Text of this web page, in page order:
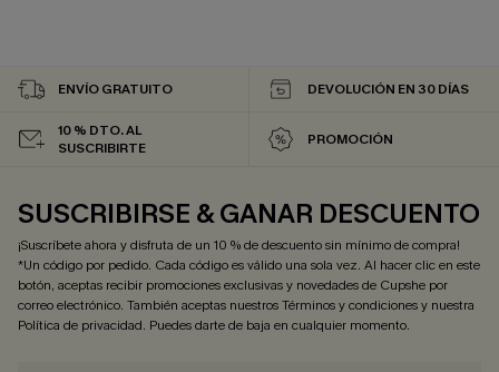
ENVÍO GRATUITO DEVOLUCIÓN EN 30 DÍAS
10 % DTO. AL
SUSCRIBIRTE
PROMOCIÓN
SUSCRIBIRSE & GANAR DESCUENTO
¡Suscríbete ahora y disfruta de un 10 % de descuento sin mínimo de compra!
*Un código por pedido. Cada código es válido una sola vez. Al hacer clic en este
botón, aceptas recibir promociones exclusivas y novedades de Cupshe por
correo electrónico. También aceptas nuestrosTérminos y condicionesy nuestra
Política de privacidad. Puedes darte de baja en cualquier momento.